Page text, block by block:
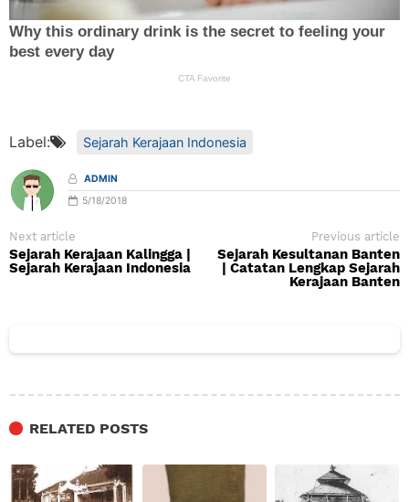
Label: Sejarah Kerajaan Indonesia
ADMIN
5/18/2018
Next article
Sejarah Kerajaan Kalingga |
Sejarah Kerajaan Indonesia
Previous article
Sejarah Kesultanan Banten
| Catatan Lengkap Sejarah
Kerajaan Banten
RELATED POSTS